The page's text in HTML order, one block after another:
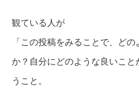
観ている人が
「この投稿をみることで、ど
か？自分にどのような良いこ
うこと。